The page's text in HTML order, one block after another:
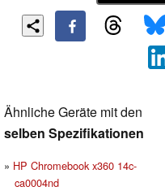
Ähnliche Geräte mit den
selben Spezifikationen
HP Chromebook x360 14c-
ca0004nd